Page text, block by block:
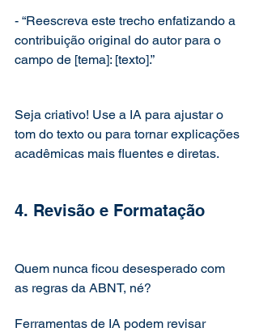
- “Reescreva este trecho enfatizando a
contribuição original do autor para o
campo de [tema]: [texto].”
Seja criativo! Use a IA para ajustar o
tom do texto ou para tornar explicações
acadêmicas mais fluentes e diretas.
4. Revisão e Formatação
Quem nunca ficou desesperado com
as regras da ABNT, né?
Ferramentas de IA podem revisar